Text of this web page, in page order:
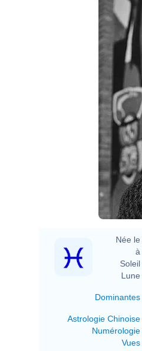
Née le
à
Soleil
Lune
Dominantes
Astrologie Chinoise
Numérologie
Vues